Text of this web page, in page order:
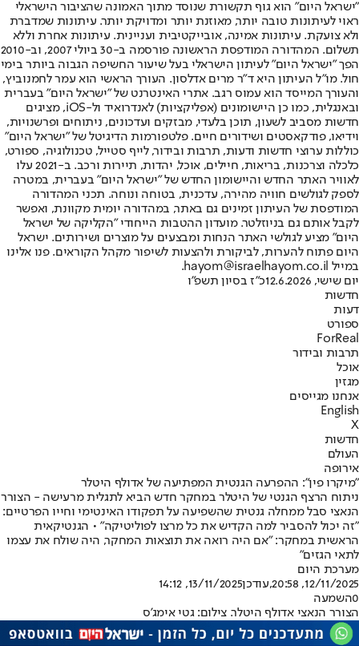
"ישראל היום" הוא גוף תקשורת שנוסד מתוך האמונה שהציבור הישראלי
ראוי לעיתונות טובה יותר, מאוזנת יותר ומדויקת יותר. עיתונות שמדברת
ולא צועקת. עיתונות אמינה, אובייקטיבית ועניינית. עיתונות אחרת וללא
תשלום. המהדורה המודפסת הראשונה פורסמה ב-30 ביולי 2007, וב-2010
הפך "ישראל היום" לעיתון הישראלי בעל שיעור החשיפה הגבוה ביותר בימי
חול. מו"ל העיתון היא ד"ר מרים אדלסון. העורך הראשי הוא עמר לחמנוביץ,
והעורך המייסד הוא עמוס רגב. אתרי האינטרנט של "ישראל היום" בעברית
ובאנגלית, כמו כן היישומונים (אפליקציות) לאנדרואיד ול-iOS, מציגים
חדשות מסביב לשעון, תוכן בלעדי, מבזקים ועדכונים, ניתוחים ופרשנויות,
וידיאו, פודקאסטים ושידורים חיים. פלטפורמות הדיגיטל של "ישראל היום"
כוללות ערוצי חדשות ודעות, תרבות ובידור, לייף סטייל, טכנולוגיה, ספורט,
כלכלה וצרכנות, בריאות, חיילים, אוכל, יהדות, תיירות ורכב. ב-2021 עלו
לאוויר האתר החדש והיישומון החדש של "ישראל היום" בעברית, במטרה
לספק לגולשים חוויה מהירה, עדכנית, בטוחה ונוחה. תכני המהדורה
המודפסת של העיתון זמינים גם באתר, במהדורה יומית מקוונת, ואפשר
לקבל אותם גם בניוזלטר. מועדון ההטבות הייחודי "הקליקה של ישראל
היום" מציע לגולשי האתר הנחות ומבצעים על מוצרים ושירותים. ישראל
היום פתוח להערות, לביקורת ולהצעות לשיפור מקהל הקוראים. פנו אלינו
במייל hayom@israelhayom.co.il.
יום שישי, 12.6.2026
כ"ז בסיון תשפ"ו
חדשות
דעות
ספורט
ForReal
תרבות ובידור
אוכל
מגזין
אנחנו מגייסים
English
X
חדשות
העולם
אירופה
"מיקרו פין": ההפרעה הגנטית המפתיעה של אדולף היטלר
ניתוח הרצף הגנטי של היטלר במחקר חדש הביא לתגלית מרעישה - הצורר
הנאצי סבל ממחלה גנטית שהשפיעה על תפקודו האינטימי וחייו הפרטיים:
"זה יכול להסביר למה הקדיש את כל מרצו לפוליטיקה" • הגנטיקאית
הראשית במחקר: "אם היה רואה את תוצאות המחקר, היה שולח את עצמו
לתאי הגזים"
מערכת היום
12/11/2025, 20:58
,עודכן13/11/2025, 14:12
0השמעה
הצורר הנאצי אדולף היטלר. צילום: גטי אימג'ס